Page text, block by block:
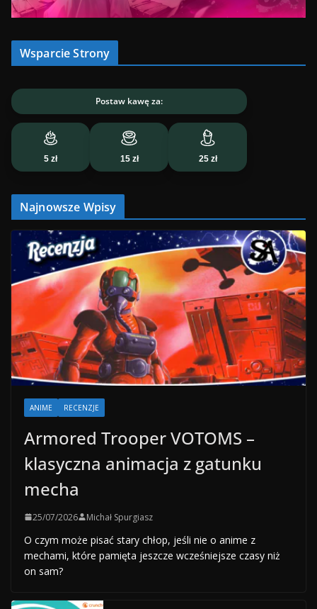
Wsparcie Strony
Postaw kawę za:
5 zł 15 zł 25 zł
Najnowsze Wpisy
ANIME RECENZJE
Armored Trooper VOTOMS –
klasyczna animacja z gatunku
mecha
25/07/2026 Michał Spurgiasz
O czym może pisać stary chłop, jeśli nie o anime z
mechami, które pamięta jeszcze wcześniejsze czasy niż
on sam?